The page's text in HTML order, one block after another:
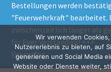
Bestellungen werden
"Feuerwehrkraft" bearbeitet.
zwischenzeitlich länger als
für Euer Verständnis! +++
Verwerfen
© GParts24 - G-Klasse w463
Ersatzteile & Zubebehör.
Datenschutzerklärung
Alle Preise inkl. der gesetzlichen
Wir verwenden
Nutzererlebnis zu bieten, auf
generieren und Social Media
Website oder Dienste weiter,